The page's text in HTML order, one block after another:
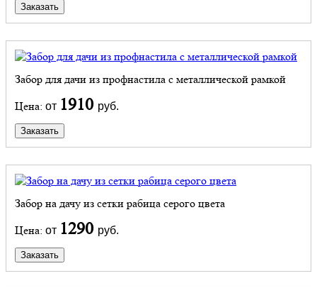
Заказать
Забор для дачи из профнастила с металлической рамкой
Цена: от 1910 руб.
Заказать
Забор на дачу из сетки рабица серого цвета
Цена: от 1290 руб.
Заказать